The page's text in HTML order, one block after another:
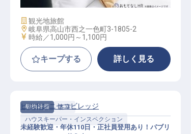
施設業態
観光地旅館
勤務地
岐阜県高山市西之一色町3-1805-2
給与
時給／1,000円～ 1,100円
キープする 詳しく見る
契約社員
客室
ハウスキーパー・インスペクション
ヒルトンニセコビレッジ
未経験歓迎・年休110日・正社員登用あり！パブリ